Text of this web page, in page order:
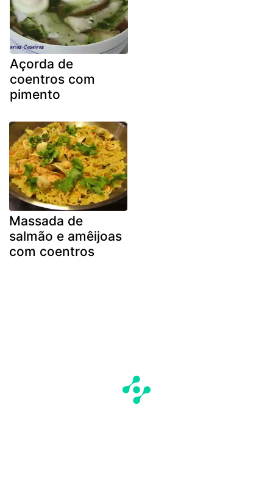
Açorda de
coentros com
pimento
Massada de
salmão e amêijoas
com coentros